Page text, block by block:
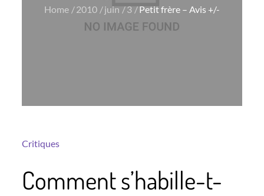
Home 2010 juin 3 Petit frère – Avis +/-
Critiques
Comment s’habille-t-